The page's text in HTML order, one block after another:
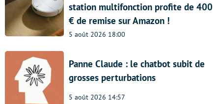
station multifonction profite de 400
€ de remise sur Amazon !
5 août 2026 18:00
Panne Claude : le chatbot subit de
grosses perturbations
5 août 2026 14:57